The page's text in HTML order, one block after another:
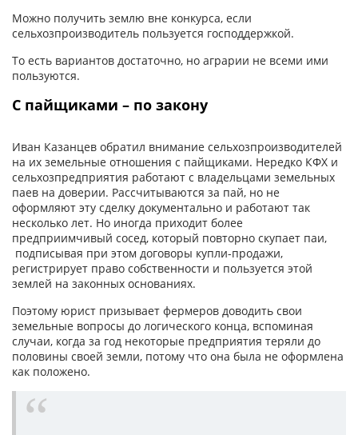
Можно получить землю вне конкурса, если
сельхозпроизводитель пользуется господдержкой.
То есть вариантов достаточно, но аграрии не всеми ими
пользуются.
С пайщиками – по закону
Иван Казанцев обратил внимание сельхозпроизводителей
на их земельные отношения с пайщиками. Нередко КФХ и
сельхозпредприятия работают с владельцами земельных
паев на доверии. Рассчитываются за пай, но не
оформляют эту сделку документально и работают так
несколько лет. Но иногда приходит более
предприимчивый сосед, который повторно скупает паи,
подписывая при этом договоры купли-продажи,
регистрирует право собственности и пользуется этой
землей на законных основаниях.
Поэтому юрист призывает фермеров доводить свои
земельные вопросы до логического конца, вспоминая
случаи, когда за год некоторые предприятия теряли до
половины своей земли, потому что она была не оформлена
как положено.